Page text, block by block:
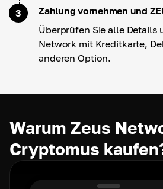
3
Zahlung vornehmen und
Überprüfen Sie alle Details
Network mit Kreditkarte,
anderen Option.
Warum Zeus
Cryptomus